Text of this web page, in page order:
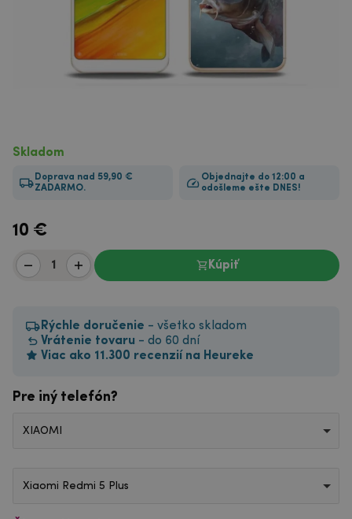
Skladom
Doprava nad 59,90 €
ZADARMO.
Objednajte do 12:00 a
odošleme ešte DNES!
10 €
Kúpiť
Rýchle doručenie - všetko skladom
Vrátenie tovaru - do 60 dní
Viac ako 11.300 recenzií na Heureke
Pre iný telefón?
XIAOMI
Xiaomi Redmi 5 Plus